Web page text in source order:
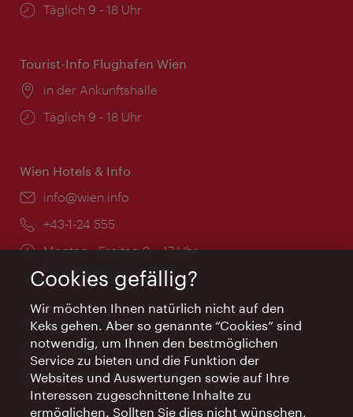
Öffnungszeiten:
Täglich 9 - 18 Uhr
Tourist-Info Flughafen Wien
Ort:
in der Ankunftshalle
Öffnungszeiten:
Täglich 9 - 18 Uhr
Wien Hotels & Info
Email:
info@wien.info
Telefon:
+43-1-24 555
Öffnungszeiten:
Montag - Freitag 9 – 17 Uhr
Feiertags geschlossen
AI Concierge Wien
Ort:
concierge.wien.info
Öffnungszeiten:
Informationen rund um die Uhr
Cookies gefällig?
Wir möchten Ihnen natürlich nicht auf den
Keks gehen. Aber so genannte “Cookies” sind
notwendig, um Ihnen den bestmöglichen
Service zu bieten und die Funktion der
Websites und Auswertungen sowie auf Ihre
Interessen zugeschnittene Inhalte zu
ermöglichen. Sollten Sie dies nicht wünschen,